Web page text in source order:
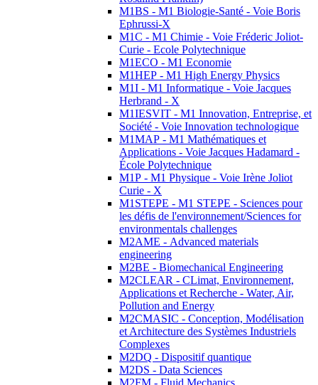
M1BS - M1 Biologie-Santé - Voie Boris
Ephrussi-X
M1C - M1 Chimie - Voie Fréderic Joliot-
Curie - Ecole Polytechnique
M1ECO - M1 Economie
M1HEP - M1 High Energy Physics
M1I - M1 Informatique - Voie Jacques
Herbrand - X
M1IESVIT - M1 Innovation, Entreprise, et
Société - Voie Innovation technologique
M1MAP - M1 Mathématiques et
Applications - Voie Jacques Hadamard -
École Polytechnique
M1P - M1 Physique - Voie Irène Joliot
Curie - X
M1STEPE - M1 STEPE - Sciences pour
les défis de l'environnement/Sciences for
environmentals challenges
M2AME - Advanced materials
engineering
M2BE - Biomechanical Engineering
M2CLEAR - CLimat, Environnement,
Applications et Recherche - Water, Air,
Pollution and Energy
M2CMASIC - Conception, Modélisation
et Architecture des Systèmes Industriels
Complexes
M2DQ - Dispositif quantique
M2DS - Data Sciences
M2FM - Fluid Mechanics